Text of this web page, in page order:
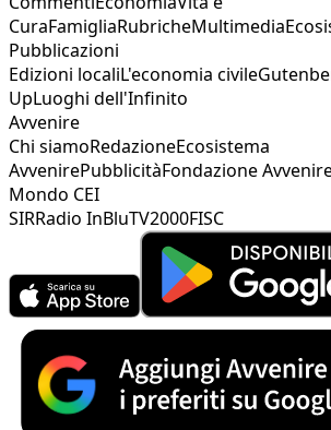
CuraFamigliaRubricheMultimedia
Pubblicazioni
Edizioni localiL'economia civile
UpLuoghi dell'Infinito
Avvenire
Chi siamoRedazioneEcosistema
AvvenirePubblicitàFondazione
Mondo CEI
SIRRadio InBluTV2000FISC